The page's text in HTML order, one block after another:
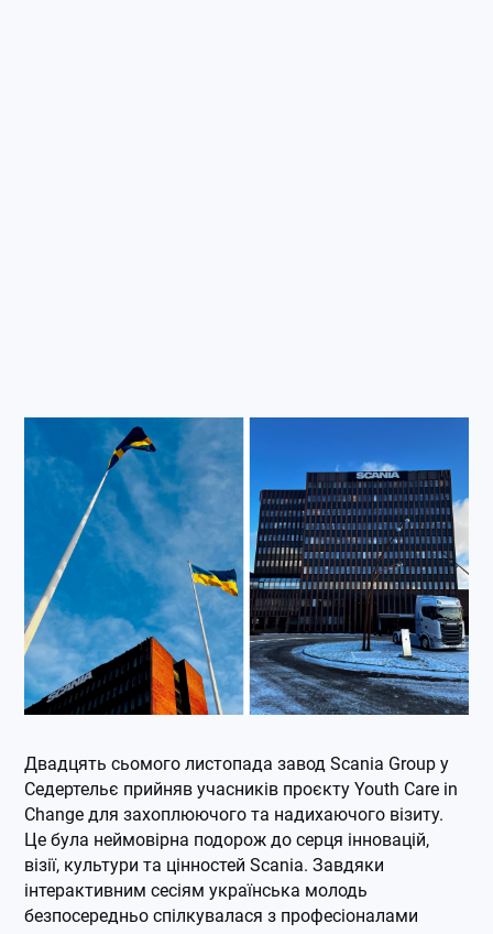
Двадцять сьомого листопада завод Scania Group у
Седертельє прийняв учасників проєкту Youth Care in
Change для захоплюючого та надихаючого візиту.
Це була неймовірна подорож до серця інновацій,
візії, культури та цінностей Scania. Завдяки
інтерактивним сесіям українська молодь
безпосередньо спілкувалася з професіоналами